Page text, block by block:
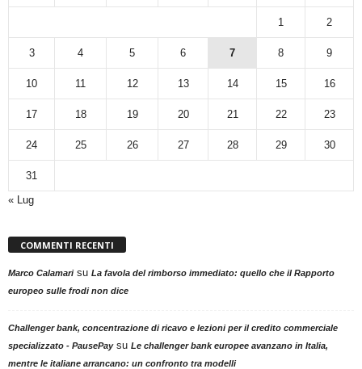
1 2
3 4 5 6 7 8 9
10 11 12 13 14 15 16
17 18 19 20 21 22 23
24 25 26 27 28 29 30
31
« Lug
COMMENTI RECENTI
Marco Calamarisu La favola del rimborso immediato: quello che il Rapporto
europeo sulle frodi non dice
Challenger bank, concentrazione di ricavo e lezioni per il credito commerciale
specializzato - PausePaysu Le challenger bank europee avanzano in Italia,
mentre le italiane arrancano: un confronto tra modelli